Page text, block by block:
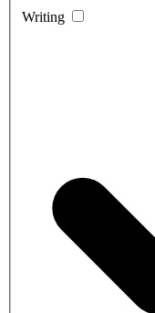
Writing